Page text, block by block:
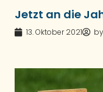
Jetzt an die
13. Oktober 2021 by